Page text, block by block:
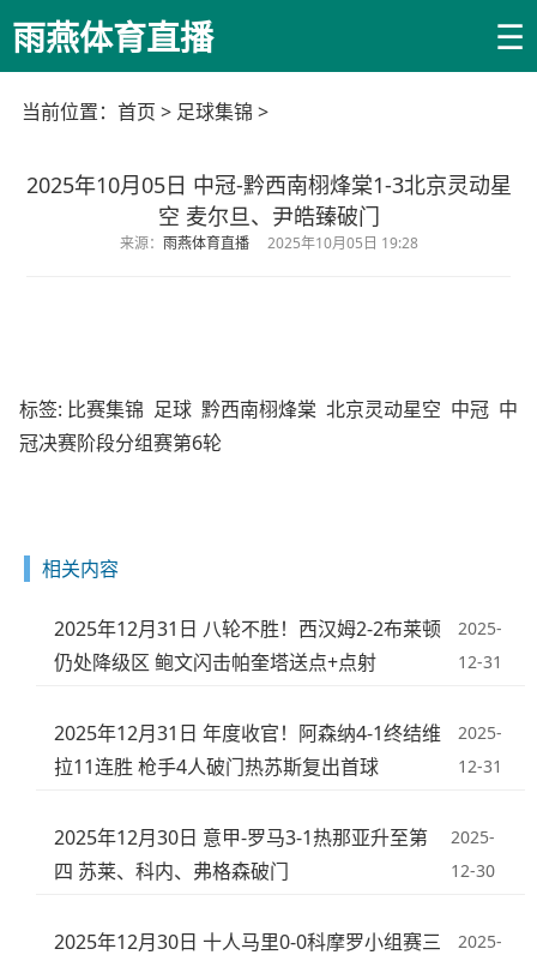
雨燕体育直播 ☰
当前位置： 首页 > 足球集锦 >
2025年10月05日 中冠-黔西南栩烽棠1-3北京灵动星
空 麦尔旦、尹皓臻破门
来源： 雨燕体育直播 2025年10月05日 19:28
标签: 比赛集锦 足球 黔西南栩烽棠 北京灵动星空 中冠 中
冠决赛阶段分组赛第6轮
相关内容
2025年12月31日 八轮不胜！西汉姆2-2布莱顿
仍处降级区 鲍文闪击帕奎塔送点+点射
2025-
12-31
2025年12月31日 年度收官！阿森纳4-1终结维
拉11连胜 枪手4人破门热苏斯复出首球
2025-
12-31
2025年12月30日 意甲-罗马3-1热那亚升至第
四 苏莱、科内、弗格森破门
2025-
12-30
2025年12月30日 十人马里0-0科摩罗小组赛三
2025-